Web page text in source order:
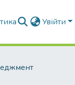
Увійти